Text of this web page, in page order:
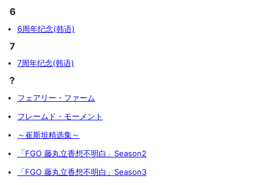
6
6周年纪念(韩语)
7
7周年纪念(韩语)
?
フェアリー・ファーム
フレームド・モーメント
～崔斯坦精选集～
「FGO 藤丸立香想不明白」Season2
「FGO 藤丸立香想不明白」Season3